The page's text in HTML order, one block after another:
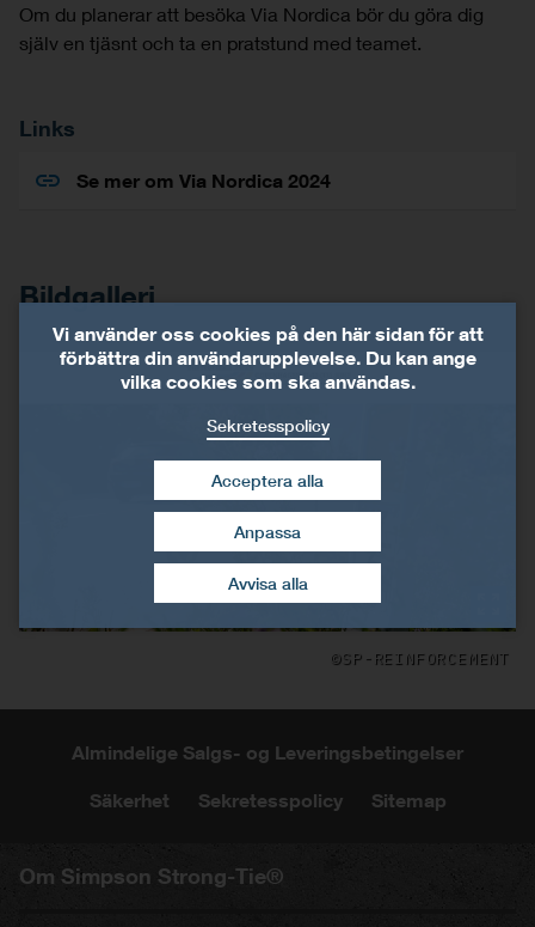
Om du planerar att besöka Via Nordica bör du göra dig
själv en tjäsnt och ta en pratstund med teamet.
Links
Se mer om Via Nordica 2024
Bildgalleri
©SP-REINFORCEMENT
Almindelige Salgs- og Leveringsbetingelser
Säkerhet Sekretesspolicy Sitemap
Om Simpson Strong-Tie®
Vi använder oss cookies på den här sidan för att
förbättra din användarupplevelse. Du kan ange
vilka cookies som ska användas.
Sekretesspolicy
Avvisa alla
Acceptera alla
dra tillbaka mitt
samtycke
Anpassa